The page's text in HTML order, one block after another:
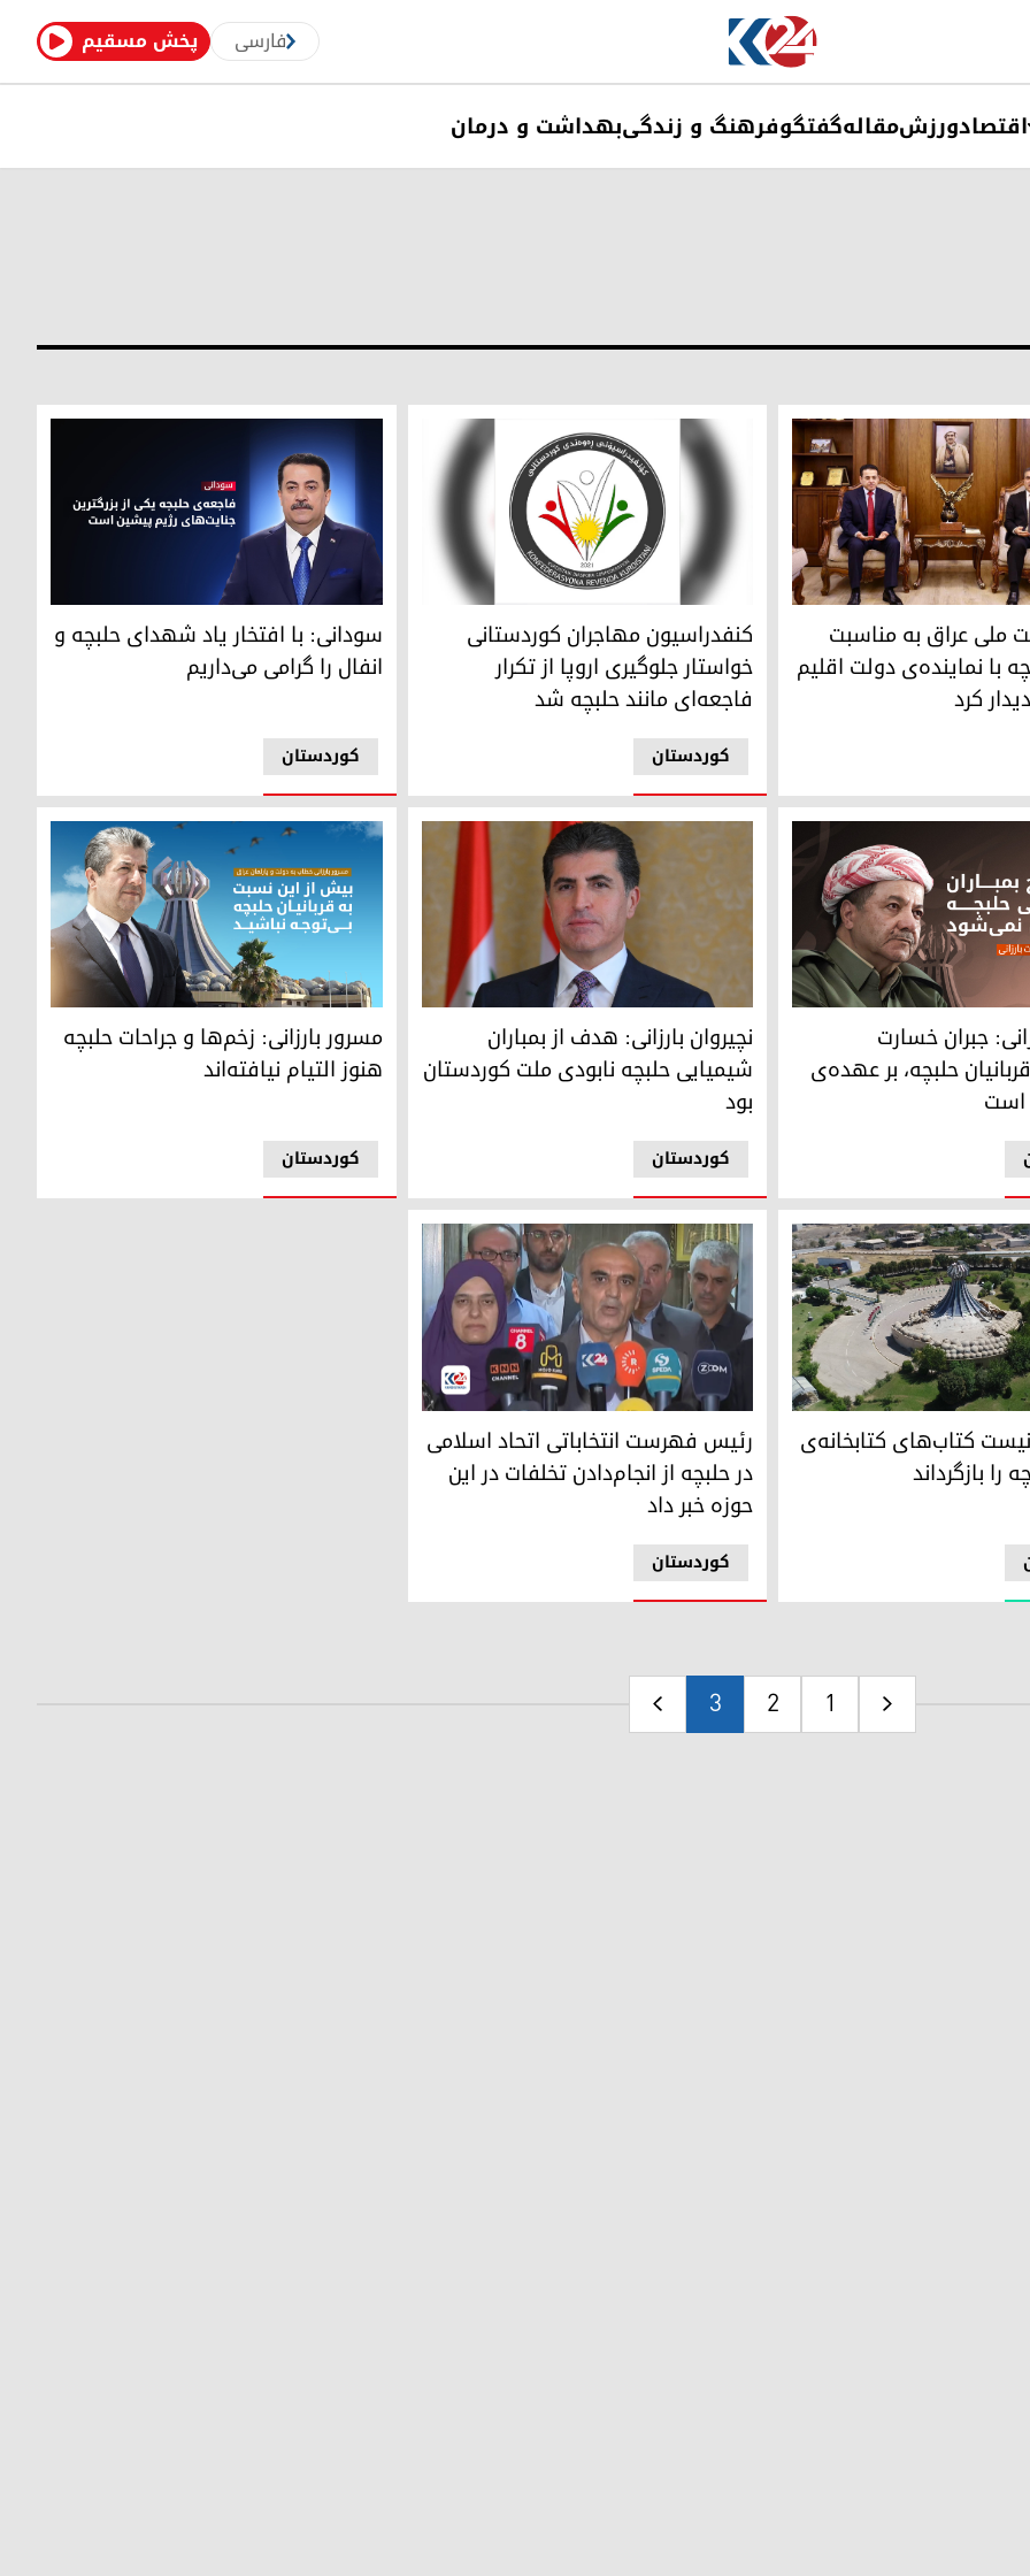
پخش مسقیم فارسی
اقتصادورزشمقالهگفتگوفرهنگ و زندگیبهداشت و درمان
عراق به مناسبت سالگرد حلبچه با نماینده‌ی دولت اقلیم کوردستان دیدار کرد
ملی عراق به مناسبت
با نماینده‌ی دولت اقلیم
کرد
لوگوی کنفدراسیون مهاجران کوردستانی
کوردستان
کنفدراسیون مهاجران کوردستانی
خواستار جلوگیری اروپا از تکرار
فاجعه‌ای مانند حلبچه شد
سودانی: با افتخار یاد شهدای حلبچه و انفال را
کوردستان
سودانی: با افتخار یاد شهدای حلبچه و
انفال را گرامی می‌داریم
شیمیایی حلبچه شرکت کردندبارزانیجبران خسارت
حلبچه، بر عهده‌ی
است
نچیروان بارزانی، رئیس اقلیم کوردستان
کوردستان
نچیروان بارزانی: هدف از بمباران
شیمیایی حلبچه نابودی ملت کوردستان
بود
مسرور بارزانی، نخست‌وزیر اقلیم کوردستان
کوردستان
مسرور بارزانی: زخم‌ها و جراحات حلبچه
هنوز التیام نیافته‌اند
که همچنان تازه است
حلبچه
نیست کتاب‌های کتابخانه‌ی
بازگرداند
رئیس فهرست انتخاباتی اتحاد اسلامی در حلبچه از انجام‌دادن تخلفات در این حوزه خبر داد
کوردستان
رئیس فهرست انتخاباتی اتحاد اسلامی
در حلبچه از انجام‌دادن تخلفات در این
حوزه خبر داد
1
2
3